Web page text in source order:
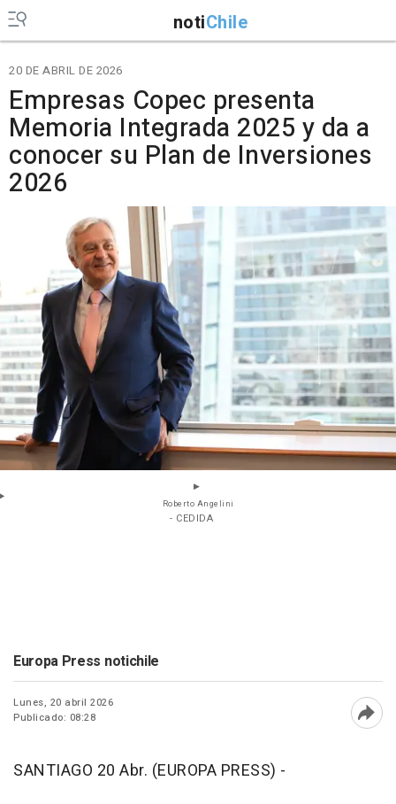
notiChile
20 DE ABRIL DE 2026
Empresas Copec presenta
Memoria Integrada 2025 y da a
conocer su Plan de Inversiones
2026
Roberto Angelini
- CEDIDA
Europa Press notichile
Lunes, 20 abril 2026
Publicado: 08:28
SANTIAGO 20 Abr. (EUROPA PRESS) -